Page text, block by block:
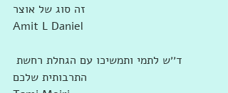
זה סוג של אוצר
Amit L Daniel
ד׳׳ש לתמי ותמשיכו עם הגחלת רחשת
התרבותית שלכם